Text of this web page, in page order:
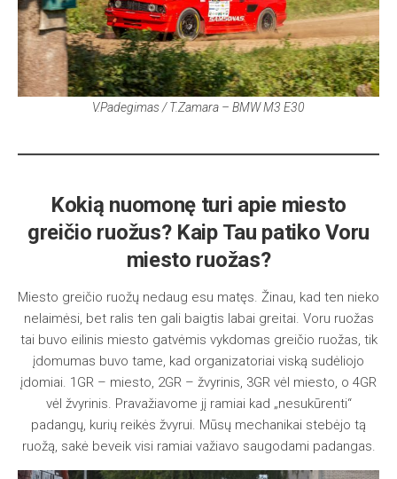
V.Padegimas / T.Zamara – BMW M3 E30
Kokią nuomonę turi apie miesto
greičio ruožus? Kaip Tau patiko Voru
miesto ruožas?
Miesto greičio ruožų nedaug esu matęs. Žinau, kad ten nieko
nelaimėsi, bet ralis ten gali baigtis labai greitai. Voru ruožas
tai buvo eilinis miesto gatvėmis vykdomas greičio ruožas, tik
įdomumas buvo tame, kad organizatoriai viską sudėliojo
įdomiai. 1GR – miesto, 2GR – žvyrinis, 3GR vėl miesto, o 4GR
vėl žvyrinis. Pravažiavome jį ramiai kad „nesukūrenti“
padangų, kurių reikės žvyrui. Mūsų mechanikai stebėjo tą
ruožą, sakė beveik visi ramiai važiavo saugodami padangas.